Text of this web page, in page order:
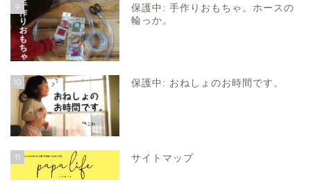
9
保護中: 手作りおもちゃ。ホースの
輪っか。
10 保護中: おねしょのお時間です。
11 サイトマップ